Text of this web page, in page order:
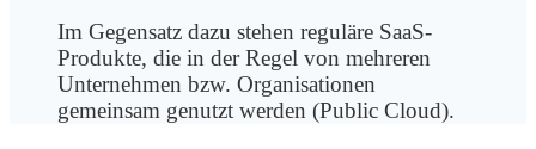
Im Gegensatz dazu stehen reguläre SaaS-
Produkte, die in der Regel von mehreren
Unternehmen bzw. Organisationen
gemeinsam genutzt werden (Public Cloud).